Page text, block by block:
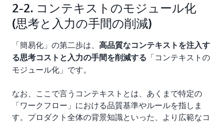
2-2. コンテキストのモジュール化
(思考と入力の手間の削減)
「簡易化」の第二歩は、 高品質なコンテキストを注入す
る思考コストと入力の手間を削減する 「コンテキストの
モジュール化」です。
なお、ここで言うコンテキストとは、あくまで特定の
「ワークフロー」における品質基準やルールを指しま
す。プロダクト全体の背景知識といった、より広範なコ